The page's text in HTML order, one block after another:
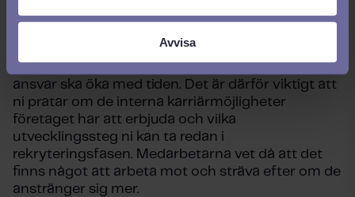
Avvisa
Alla vill inte bli chefer, men de flesta vill att deras
ansvar ska öka med tiden. Det är därför viktigt att
ni pratar om de interna karriärmöjligheter
företaget har att erbjuda och vilka
utvecklingssteg ni kan ta redan i
rekryteringsfasen. Medarbetarna vet då att det
finns något att arbeta mot och sträva efter om de
anstränger sig mer.